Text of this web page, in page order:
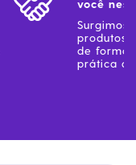
você
Surgimos
produtos
de forma
prática